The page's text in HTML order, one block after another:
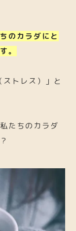
のカラダにと
。
トレス）」と
たちのカラダ